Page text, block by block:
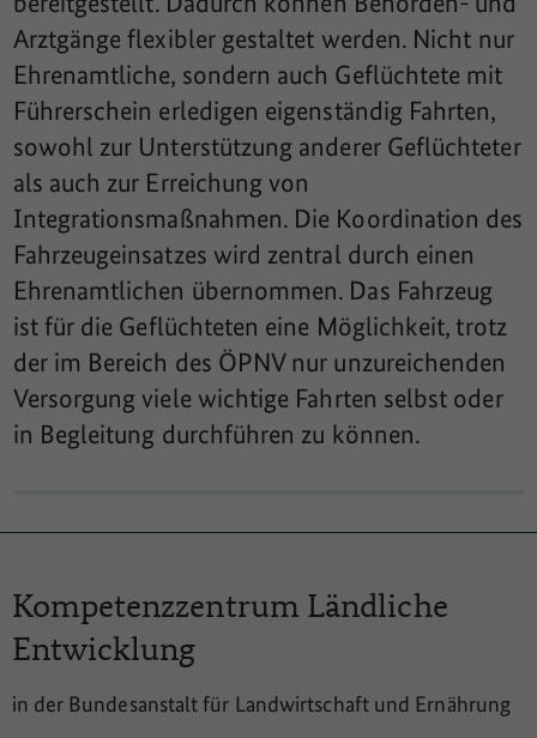
Arztgänge flexibler gestaltet werden. Nicht nur
Ehrenamtliche, sondern auch Geflüchtete mit
Führerschein erledigen eigenständig Fahrten,
sowohl zur Unterstützung anderer Geflüchteter
als auch zur Erreichung von
Integrationsmaßnahmen. Die Koordination des
Fahrzeugeinsatzes wird zentral durch einen
Ehrenamtlichen übernommen. Das Fahrzeug
ist für die Geflüchteten eine Möglichkeit, trotz
der im Bereich des ÖPNV nur unzureichenden
Versorgung viele wichtige Fahrten selbst oder
in Begleitung durchführen zu können.
Kompetenzzentrum Ländliche
Entwicklung
in der Bundesanstalt für Landwirtschaft und Ernährung